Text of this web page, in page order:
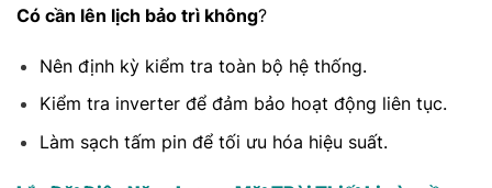
Có cần lên lịch bảo trì không?
Nên định kỳ kiểm tra toàn bộ hệ thống.
Kiểm tra inverter để đảm bảo hoạt động liên tục.
Làm sạch tấm pin để tối ưu hóa hiệu suất.